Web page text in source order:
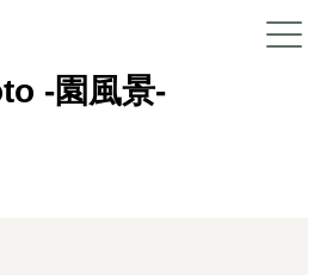
-園風景-